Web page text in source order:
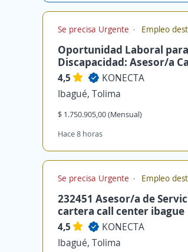
Se precisa Urgente Empleo
Oportunidad Laboral
Discapacidad: Asesor/a
4,5
KONECTA
Ibagué, Tolima
$ 1.750.905,00 (Mensual)
Hace 8 horas
Se precisa Urgente Empleo
232451 Asesor/a de
cartera call center ibague
4,5
KONECTA
Ibagué, Tolima